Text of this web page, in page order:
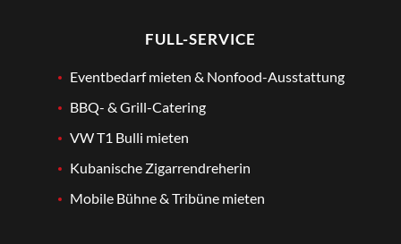
FULL-SERVICE
Eventbedarf mieten & Nonfood-Ausstattung
BBQ- & Grill-Catering
VW T1 Bulli mieten
Kubanische Zigarrendreherin
Mobile Bühne & Tribüne mieten